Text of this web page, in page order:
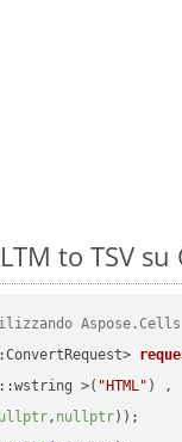
to TSV
Aspose.Cells
>(
"HTML"
, nullptr))